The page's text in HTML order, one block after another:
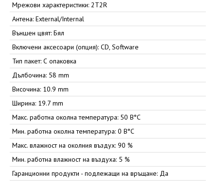
Мрежови характеристики: 2T2R
Антена: External/Internal
Външен цвят: Бял
Включени аксесоари (опция): CD, Software
Тип пакет: С опаковка
Дълбочина: 58 mm
Височина: 10.9 mm
Ширина: 19.7 mm
Макс. работна околна температура: 50 В°C
Мин. работна околна температура: 0 В°C
Макс. влажност на околния въздух: 90 %
Мин. работна влажност на въздуха: 5 %
Гаранционни продукти - подлежащи на връщане: Да